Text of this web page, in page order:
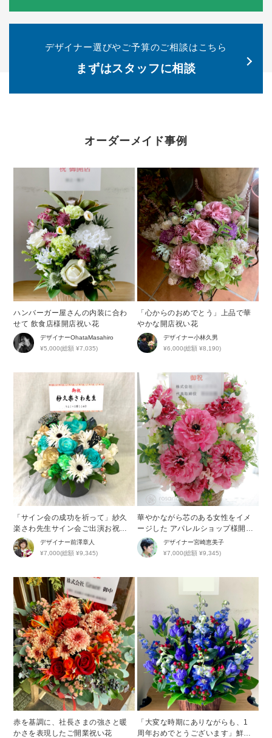
デザイナー選びやご予算のご相談はこちら
まずはスタッフに相談
オーダーメイド事例
ハンバーガー屋さんの内装に合わ
せて 飲食店様開店祝い花
デザイナーOhataMasahiro
¥5,000(総額 ¥7,035)
「心からのおめでとう」上品で華
やかな開店祝い花
デザイナー小林久男
¥6,000(総額 ¥8,190)
「サイン会の成功を祈って」紗久
楽さわ先生サイン会ご出演お祝い
花
デザイナー前澤章人
¥7,000(総額 ¥9,345)
華やかながら芯のある女性をイメ
ージした アパレルショップ様開店
祝い花
デザイナー宮崎恵美子
¥7,000(総額 ¥9,345)
赤を基調に、社長さまの強さと暖
かさを表現したご開業祝い花
「大変な時期にありながらも、1
周年おめでとうございます」鮮や